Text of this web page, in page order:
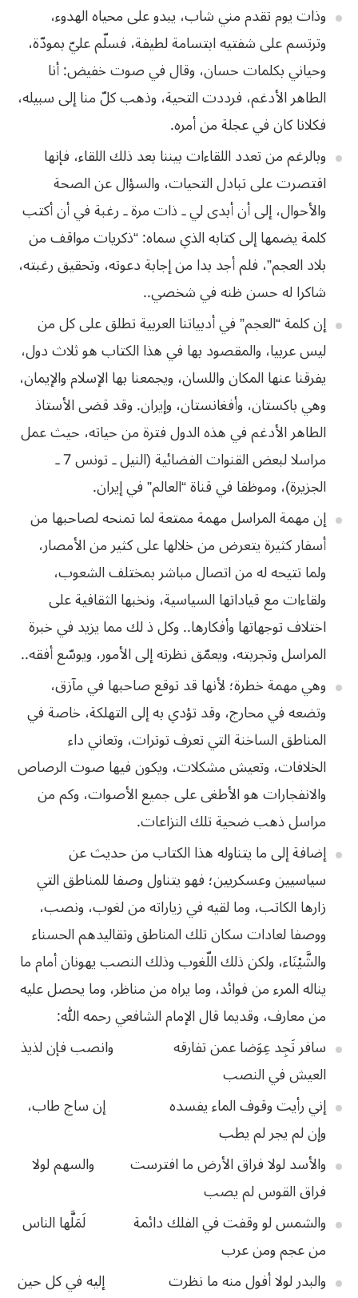
وذات يوم تقدم منيشاب، يبدو على محياه الهدوء،
وترتسم على شفتيه ابتسامة لطيفة، فسلّم عليّ بمودّة،
وحياني بكلمات حسان، وقال في صوت خفيض: أنا
الطاهر الأدغم، فرددت التحية، وذهب كلّمنا إلى سبيله،
فكلانا كان في عجلة من أمره.
وبالرغم من تعدداللقاءات بيننا بعد ذلك اللقاء، فإنها
اقتصرت على تبادل التحيات، والسؤال عن الصحة
والأحوال، إلى أن أبدى لي ـ ذات مرة ـ رغبة في أن أكتب
كلمة يضمها إلى كتابه الذيسماه: “ذكريات مواقف من
بلاد العجم”، فلم أجد بدا من إجابة دعوته، وتحقيق رغبته،
شاكرالهحسنظنهفيشخصي..
إن كلمة “العجم” فيأدبياتنا العربية تطلق على كل من
ليس عربيا، والمقصود بها في هذا الكتاب هو ثلاثدول،
يفرقنا عنها المكان واللسان، ويجمعنا بها الإسلام والإيمان،
وهي باكستان، وأفغانستان، وإيران. وقد قضى الأستاذ
الطاهر الأدغم في هذه الدول فترة من حياته، حيث عمل
مراسلالبعضالقنواتالفضائية(النيلـتونس7ـ
الجزيرة)، وموظفافيقناة“العالم”فيإيران.
إن مهمة المراسلمهمة ممتعة لما تمنحه لصاحبها من
أسفار كثيرة يتعرض من خلالها على كثير من الأمصار،
ولما تتيحه له من اتصال مباشر بمختلف الشعوب،
ولقاءات مع قياداتها السياسية، ونخبهاالثقافية على
اختلاف توجهاتها وأفكارها.. وكل ذ لك مما يزيد في خبرة
المراسلوتجربته، ويعمّقنظرتهإلىالأمور، ويوسّعأفقه..
وهي مهمة خطرة؛لأنها قد توقع صاحبها في مآزق،
وتضعه في محارج، وقد تؤدي به إلى التهلكة، خاصة في
المناطق الساخنة التي تعرف توترات، وتعاني داء
الخلافات، وتعيش مشكلات، ويكون فيهاصوت الرصاص
والانفجارات هو الأطغى على جميع الأصوات، وكم من
مراسل ذهب ضحية تلكالنزاعات.
إضافة إلى مايتناوله هذا الكتاب من حديث عن
سياسيين وعسكريين؛ فهو يتناول وصفا للمناطق التي
زارها الكاتب، وما لقيه في زياراته من لغوب، ونصب،
ووصفا لعادات سكان تلك المناطقوتقاليدهم الحسناء
والشَّيْنَاء، ولكن ذلك اللّغوب وذلك النصب يهونان أمام ما
ينالهالمرء منفوائد، ومايراهمنمناظر، ومايحصلعليه
منمعارف، وقديماقالالإمامالشافعيرحمهالله:
سافرتَجِدعِوَضاعمنتفارقه وانصبفإنلذيذ
العيشفيالنصب
إنيرأيتوقوفالماءيفسده إنساجطاب،
وإنلميجرلميطب
والأسدلولافراقالأرضماافترست والسهملولا
فراقالقوسلميصب
والشمسلووقفتفيالفلكدائمة لَمَلَّهاالناس
منعجمومنعرب
والبدرلولاأفولمنهمانظرت إليهفيكلحين